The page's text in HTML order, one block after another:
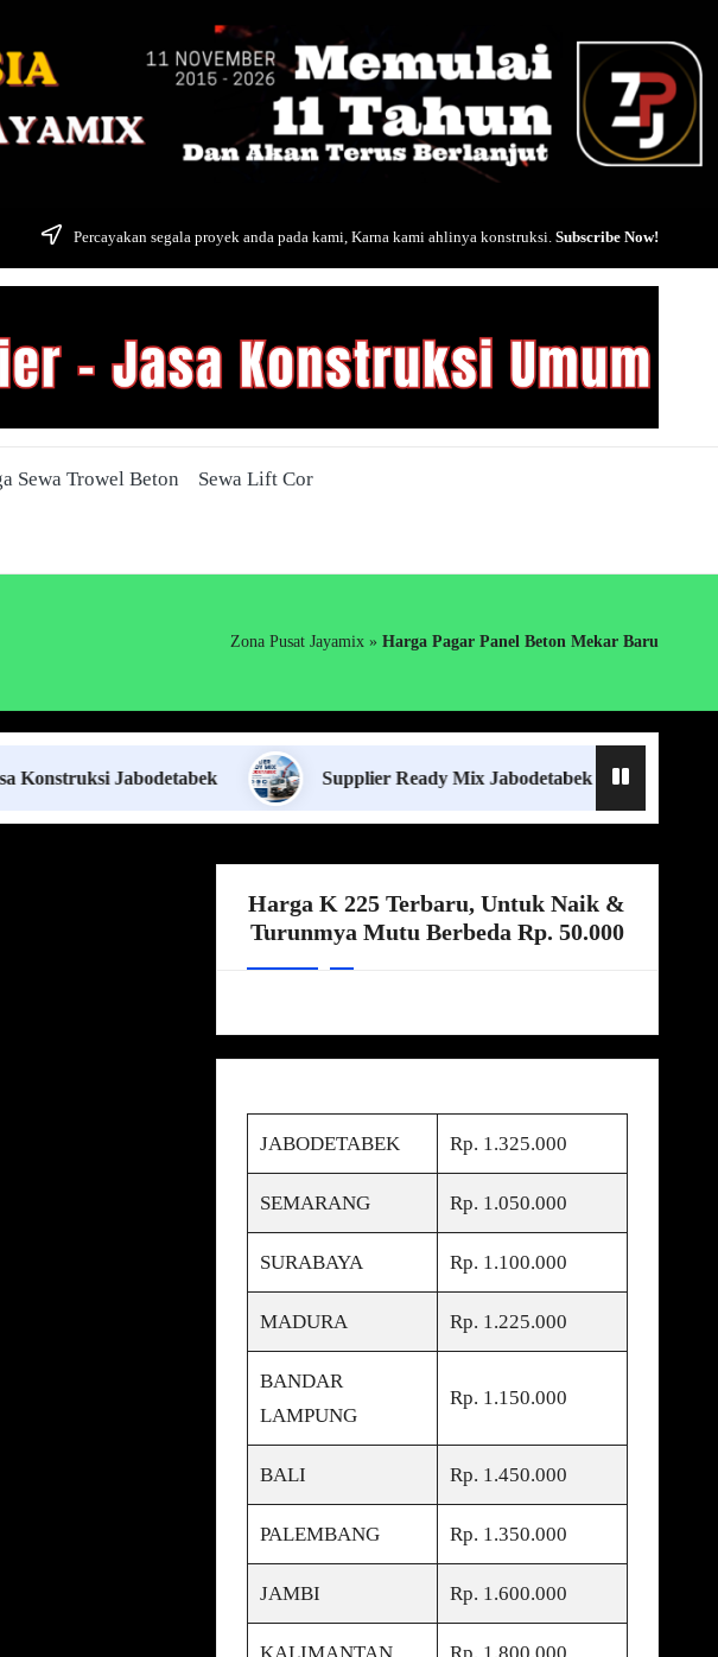
Percayakan segala proyek anda pada kami, Karna kami ahlinya konstruksi. Subscribe Now!
Sewa Trowel Beton Sewa Lift Cor
Zona Pusat Jayamix » Harga Pagar Panel Beton Mekar Baru
Jabodetabek Supplier Ready Mix Jabodetabek
Harga K 225 Terbaru, Untuk Naik &
Turunmya Mutu Berbeda Rp. 50.000
JABODETABEK Rp. 1.325.000
SEMARANG Rp. 1.050.000
SURABAYA Rp. 1.100.000
MADURA Rp. 1.225.000
BANDAR
LAMPUNG
Rp. 1.150.000
BALI Rp. 1.450.000
PALEMBANG Rp. 1.350.000
JAMBI Rp. 1.600.000